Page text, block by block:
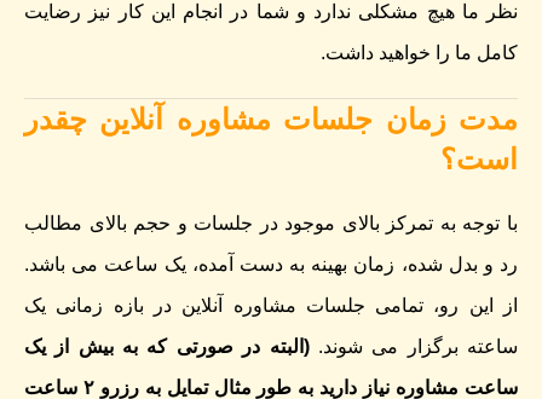
نظر ما هیچ مشکلی ندارد و شما در انجام این کار نیز رضایت
کامل ما را خواهید داشت.
مدت زمان جلسات مشاوره آنلاین چقدر
است؟
با توجه به تمرکز بالای موجود در جلسات و حجم بالای مطالب
رد و بدل شده، زمان بهینه به دست آمده، یک ساعت می باشد.
از این رو، تمامی جلسات مشاوره آنلاین در بازه زمانی یک
ساعته برگزار می شوند.(البته در صورتی که به بیش از یک
ساعت مشاوره نیاز دارید به طور مثال تمایل به رزرو ۲ ساعت